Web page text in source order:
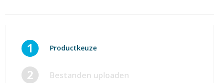
Posters
Rapporten/Verslagen
Certificaten/Diploma's
Visitekaartjes
1 Productkeuze
2 Bestanden uploaden